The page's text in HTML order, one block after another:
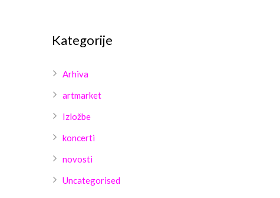
Kategorije
Arhiva
artmarket
Izložbe
koncerti
novosti
Uncategorised